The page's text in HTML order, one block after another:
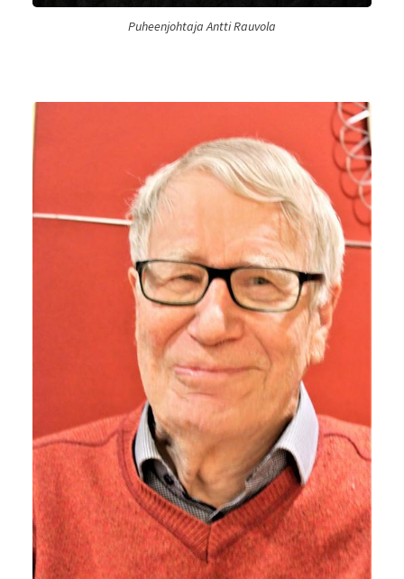
Puheenjohtaja Antti Rauvola